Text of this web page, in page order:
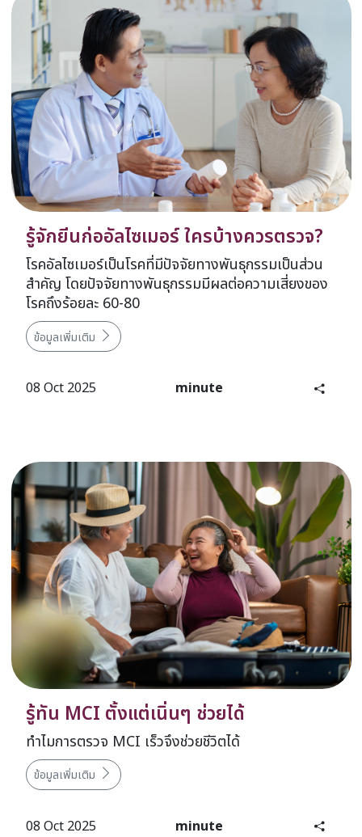
รู้จักยีนก่ออัลไซเมอร์ ใครบ้างควรตรวจ?
โรคอัลไซเมอร์เป็นโรคที่มีปัจจัยทางพันธุกรรมเป็นส่วน
สำคัญ โดยปัจจัยทางพันธุกรรมมีผลต่อความเสี่ยงของ
โรคถึงร้อยละ 60-80
ข้อมูลเพิ่มเติม
08 Oct 2025 minute
รู้ทัน MCI ตั้งแต่เนิ่นๆ ช่วยได้
ทำไมการตรวจ MCI เร็วจึงช่วยชีวิตได้​
ข้อมูลเพิ่มเติม
08 Oct 2025 minute